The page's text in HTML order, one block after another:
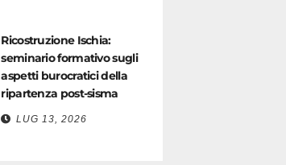
Ricostruzione Ischia:
seminario formativo sugli
aspetti burocratici della
ripartenza post-sisma
LUG 13, 2026